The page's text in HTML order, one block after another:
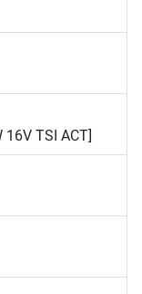
16V TSI ACT]